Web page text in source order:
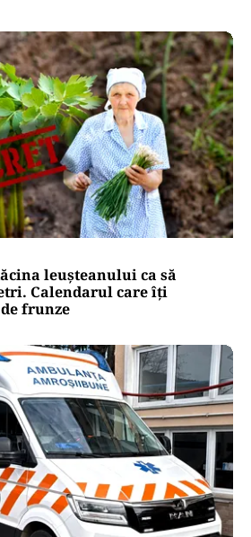
leușteanului ca să
Calendarul care îți
frunze